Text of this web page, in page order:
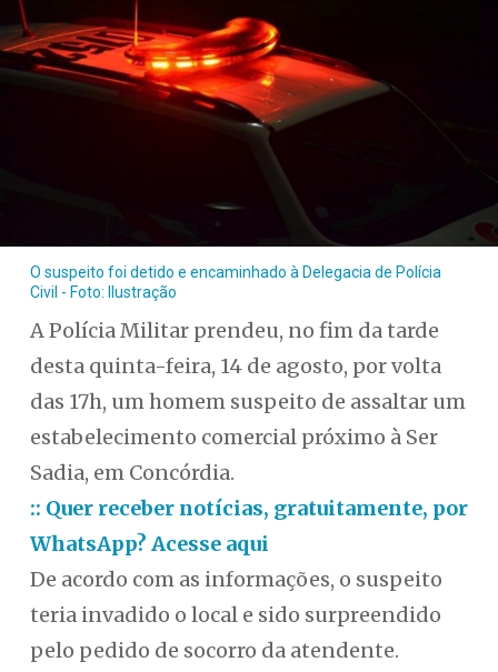
O suspeito foi detido e encaminhado à Delegacia de Polícia
Civil - Foto: Ilustração
A Polícia Militar prendeu, no fim da tarde
desta quinta-feira, 14 de agosto, por volta
das 17h, um homem suspeito de assaltar um
estabelecimento comercial próximo à Ser
Sadia, em Concórdia.
:: Quer receber notícias, gratuitamente, por
WhatsApp? Acesse aqui
De acordo com as informações, o suspeito
teria invadido o local e sido surpreendido
pelo pedido de socorro da atendente.